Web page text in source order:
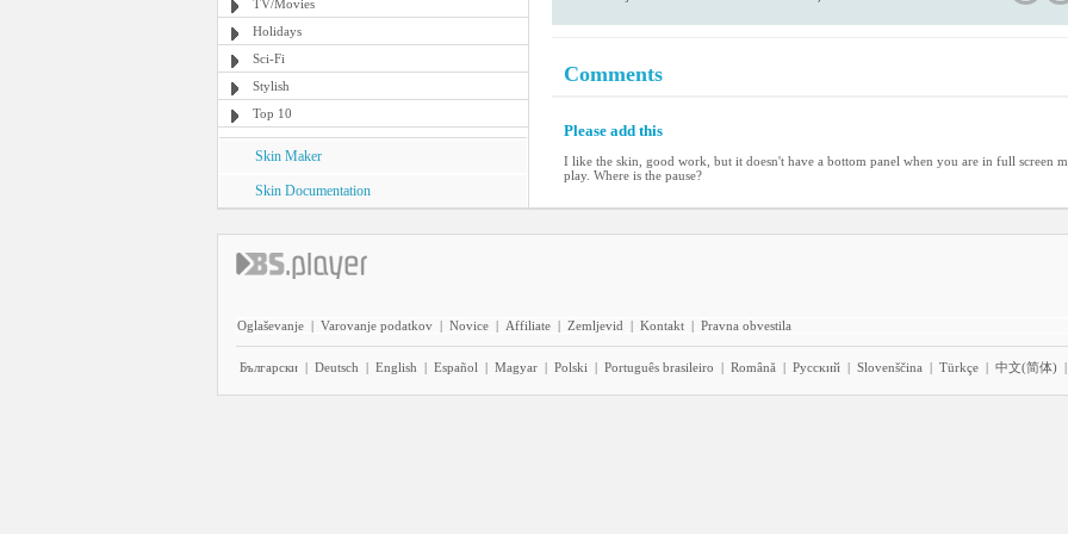
TV/Movies
Holidays
Sci-Fi
Stylish
Top 10
Skin Maker
Skin Documentation
Comments
Please add this
I like the skin, good work, but it doesn't have a bottom panel when you are in full screen
play. Where is the pause?
Oglaševanje | Varovanje podatkov | Novice | Affiliate | Zemljevid | Kontakt | Pravna obvestila
Български | Deutsch | English | Español | Magyar | Polski | Português brasileiro | Română | Pyccĸий | Slovenščina | Türkçe | 中文(简体)